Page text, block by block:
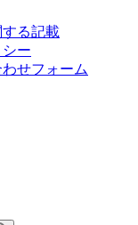
る記載
ー
せフォーム